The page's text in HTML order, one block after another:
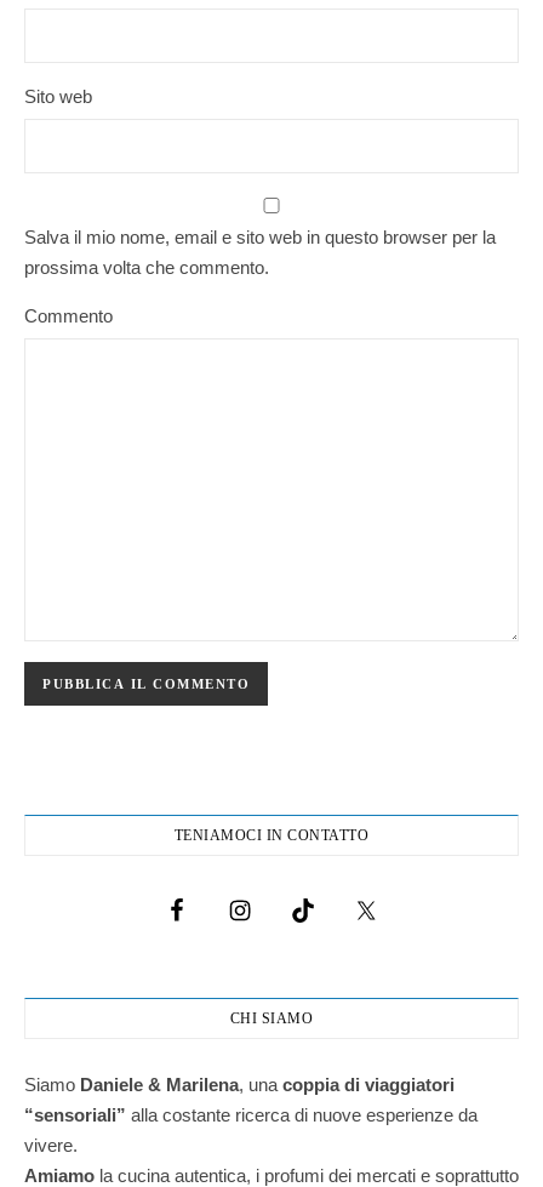
Sito web
Salva il mio nome, email e sito web in questo browser per la
prossima volta che commento.
Commento
TENIAMOCI IN CONTATTO
CHI SIAMO
Siamo Daniele & Marilena, una coppia di viaggiatori
“sensoriali” alla costante ricerca di nuove esperienze da
vivere.
Amiamo la cucina autentica, i profumi dei mercati e soprattutto